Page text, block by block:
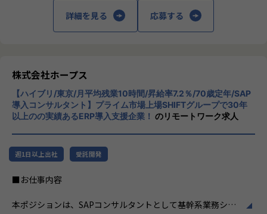
より幅広い技術・知識の習得を楽しめる！（30代男性）
・開発工程を短縮することで、本当に必要な工程に時間を
ると感じる（30代女性）。
・お客様から「想定より早く導入できた」「ほしかったシ
ステムがたくさんあり、使うことが楽しみだ」とお声をいた
だき、嬉しかった！（20代女性）
【事業責任者からのメッセージ】
世界基準でみたときに、世界ではポピュラーだけど日本で
はまだ浸透していないソリューションがたくさんあります。
もたくさんあります。
開発を積極的に推進しております。
将来的には、インフラアーキテクトや上級インフラエンジニ
アなど、スペシャリストを目指して頂くことも可能です。
など、ご志向性に応じたキャリアマップを用意しています。
現在、若手～ベテラン層まで幅広い人材が活躍しており、切
磋琢磨しながら成長できる環境です。
・Mさん（20代後半）
ウドサーバ運用、オンプレサーバ運用・更改、ジョブネット
DB呼び出し、データバックアップ、インシデント対応など
チ開発やコンサルティングまで幅広いサービ
スを提供しています。クラウドERPやローコ
ード開発を柱とし、業務効率化やDX推進、経
CloudやOracle ERP Cloudなどを活用し、企
業の業務プロセスを最適化し、経営管理の強
化を図っています1。
社風/文化
ホープスは、若手社員が活躍できる環境で、
社内の風通しが良く、活気に満ちた雰囲気が
特徴です。多様性を重視し、様々な国籍や背
詳細を見る 応募する
株式会社ホープス
【ハイブリ/東京/月平均残業10時間/昇給率7.2％/70歳定年/SAP
導入コンサルタント】プライム市場上場SHIFTグループで30年
以上のの実績あるERP導入支援企業！ のリモートワーク求人
週1日以上出社 受託開発
■お仕事内容
本ポジションは、SAPコンサルタントとして基幹系業務シス